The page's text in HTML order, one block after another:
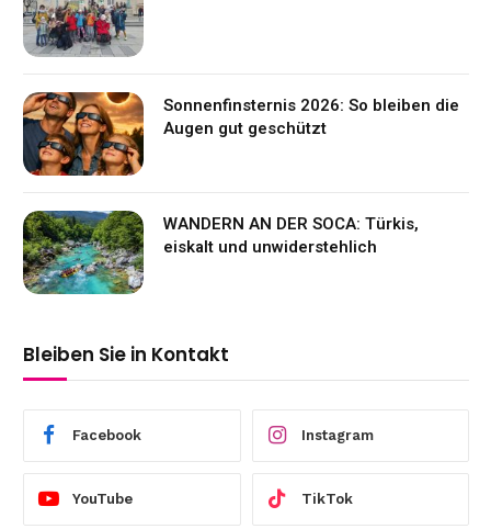
Sonnenfinsternis 2026: So bleiben die
Augen gut geschützt
WANDERN AN DER SOCA: Türkis,
eiskalt und unwiderstehlich
Bleiben Sie in Kontakt
Facebook Instagram
YouTube TikTok